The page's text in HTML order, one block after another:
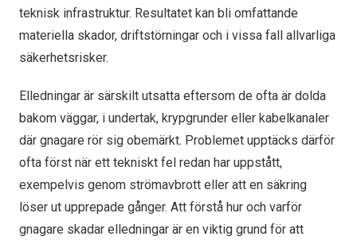
teknisk infrastruktur. Resultatet kan bli omfattande
materiella skador, driftstörningar och i vissa fall allvarliga
säkerhetsrisker.
Elledningar är särskilt utsatta eftersom de ofta är dolda
bakom väggar, i undertak, krypgrunder eller kabelkanaler
där gnagare rör sig obemärkt. Problemet upptäcks därför
ofta först när ett tekniskt fel redan har uppstått,
exempelvis genom strömavbrott eller att en säkring
löser ut upprepade gånger. Att förstå hur och varför
gnagare skadar elledningar är en viktig grund för att